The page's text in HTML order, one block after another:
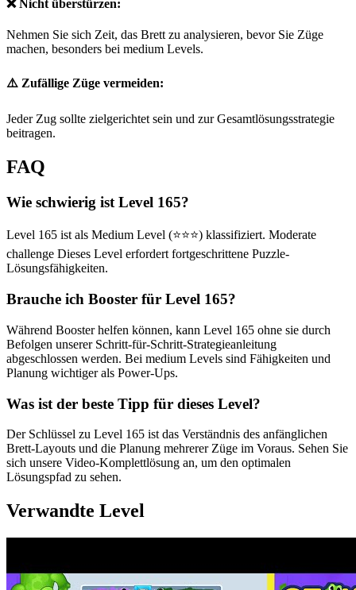
❌ Nicht überstürzen:
Nehmen Sie sich Zeit, das Brett zu analysieren, bevor Sie Züge
machen, besonders bei medium Levels.
⚠️ Zufällige Züge vermeiden:
Jeder Zug sollte zielgerichtet sein und zur Gesamtlösungsstrategie
beitragen.
FAQ
Wie schwierig ist Level 165?
Level 165 ist als Medium Level (⭐⭐⭐) klassifiziert. Moderate
challenge Dieses Level erfordert fortgeschrittene Puzzle-
Lösungsfähigkeiten.
Brauche ich Booster für Level 165?
Während Booster helfen können, kann Level 165 ohne sie durch
Befolgen unserer Schritt-für-Schritt-Strategieanleitung
abgeschlossen werden. Bei medium Levels sind Fähigkeiten und
Planung wichtiger als Power-Ups.
Was ist der beste Tipp für dieses Level?
Der Schlüssel zu Level 165 ist das Verständnis des anfänglichen
Brett-Layouts und die Planung mehrerer Züge im Voraus. Sehen Sie
sich unsere Video-Komplettlösung an, um den optimalen
Lösungspfad zu sehen.
Verwandte Level